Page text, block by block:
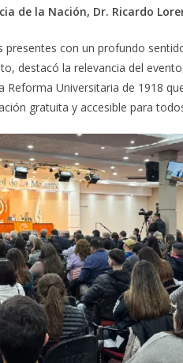
de la Nación, Dr. Ricardo
presentes con un profundo
destacó la relevancia del
Universitaria de 1918
gratuita y accesible para